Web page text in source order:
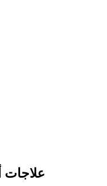
علاجات